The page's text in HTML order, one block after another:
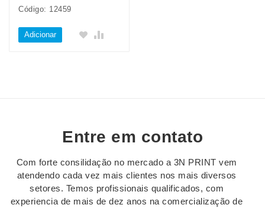
Código: 12459
Adicionar
Entre em contato
Com forte consilidação no mercado a 3N PRINT vem
atendendo cada vez mais clientes nos mais diversos
setores. Temos profissionais qualificados, com
experiencia de mais de dez anos na comercialização de